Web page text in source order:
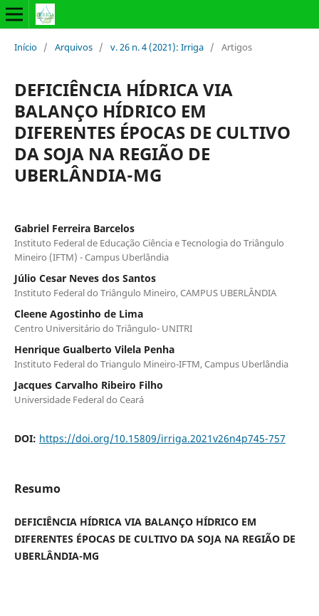
Início / Arquivos / v. 26 n. 4 (2021): Irriga / Artigos
DEFICIÊNCIA HÍDRICA VIA
BALANÇO HÍDRICO EM
DIFERENTES ÉPOCAS DE CULTIVO
DA SOJA NA REGIÃO DE
UBERLÂNDIA-MG
Gabriel Ferreira Barcelos
Instituto Federal de Educação Ciência e Tecnologia do Triângulo
Mineiro (IFTM) - Campus Uberlândia
Júlio Cesar Neves dos Santos
Instituto Federal do Triângulo Mineiro, CAMPUS UBERLÂNDIA
Cleene Agostinho de Lima
Centro Universitário do Triângulo- UNITRI
Henrique Gualberto Vilela Penha
Instituto Federal do Triangulo Mineiro-IFTM, Campus Uberlândia
Jacques Carvalho Ribeiro Filho
Universidade Federal do Ceará
DOI: https://doi.org/10.15809/irriga.2021v26n4p745-757
Resumo
DEFICIÊNCIA HÍDRICA VIA BALANÇO HÍDRICO EM
DIFERENTES ÉPOCAS DE CULTIVO DA SOJA NA REGIÃO DE
UBERLÂNDIA-MG